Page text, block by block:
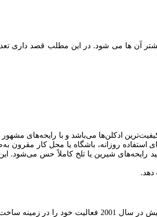
آن ها می شود. در این مطلب قصد داری تعداد
ادکلن‌ها می‌باشد و با رایحه‌های مشهور
استفاده روزانه، باشگاه یا محل کار
رایحه‌های شیرین یا تلخ کاملاً حس می‌شود.
دهد.
ژک ساف پاریس نامی است که شرکت الیزه کیش برای مجموعه ی عطر و ادکلن خود انتخاب کرده است.